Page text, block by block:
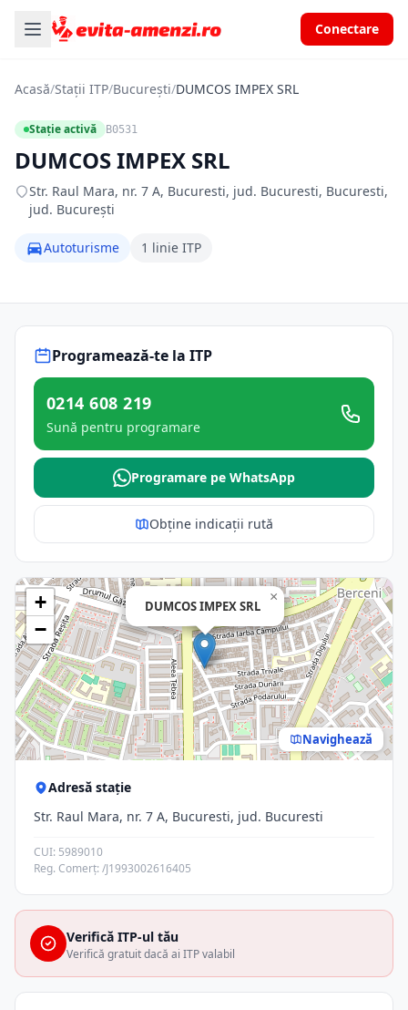
Conectare
Acasă/Stații ITP/București/DUMCOS IMPEX SRL
Stație activă B0531
DUMCOS IMPEX SRL
Str. Raul Mara, nr. 7 A, Bucuresti, jud. Bucuresti, Bucuresti,
jud. București
Autoturisme 1 linie ITP
Programează-te la ITP
0214 608 219
Sună pentru programare
Programare pe WhatsApp
Obține indicații rută
DUMCOS IMPEX SRL
×
+
−
Navighează
Adresă stație
Str. Raul Mara, nr. 7 A, Bucuresti, jud. Bucuresti
CUI: 5989010
Reg. Comerț: /J1993002616405
Verifică ITP-ul tău
Verifică gratuit dacă ai ITP valabil